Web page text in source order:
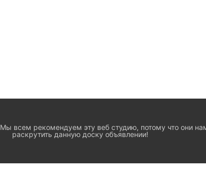
всем рекомендуем эту веб студию, потому что они
раскрутить данную доску объявлении!